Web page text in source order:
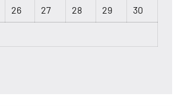
26 27 28 29 30